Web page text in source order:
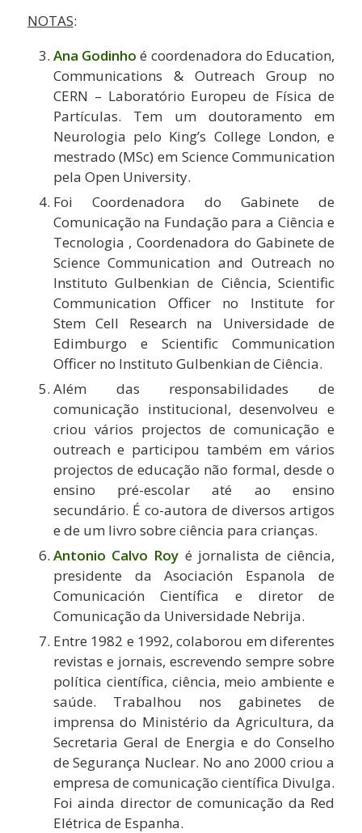
NOTAS:
Ana Godinhoé coordenadora do Education,
Communications & Outreach Group no
CERN – Laboratório Europeu de Física de
Partículas. Tem um doutoramento em
Neurologia pelo King’s College London, e
mestrado (MSc) em Science Communication
pela Open University.
Foi Coordenadora do Gabinete de
Comunicação na Fundação para a Ciência e
Tecnologia , Coordenadora do Gabinete de
Science Communication and Outreach no
Instituto Gulbenkian de Ciência, Scientific
Communication Officer no Institute for
Stem Cell Research na Universidade de
Edimburgo e Scientific Communication
Officer no Instituto Gulbenkian de Ciência.
Além das responsabilidades de
comunicação institucional, desenvolveu e
criou vários projectos de comunicação e
outreach e participou também em vários
projectos de educação não formal, desde o
ensino pré-escolar até ao ensino
secundário. É co-autora de diversos artigos
e de um livro sobre ciência para crianças.
Antonio Calvo Roy é jornalista de ciência,
presidente da Asociación Espanola de
Comunicación Científica e diretor de
Comunicação da Universidade Nebrija.
Entre 1982 e 1992, colaborou em diferentes
revistas e jornais, escrevendo sempre sobre
política científica, ciência, meio ambiente e
saúde. Trabalhou nos gabinetes de
imprensa do Ministério da Agricultura, da
Secretaria Geral de Energia e do Conselho
de Segurança Nuclear. No ano 2000 criou a
empresa de comunicação científica Divulga.
Foi ainda director de comunicação da Red
Elétrica de Espanha.